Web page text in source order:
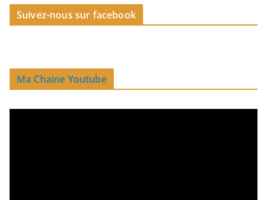
Suivez-nous sur facebook
Ma Chaine Youtube